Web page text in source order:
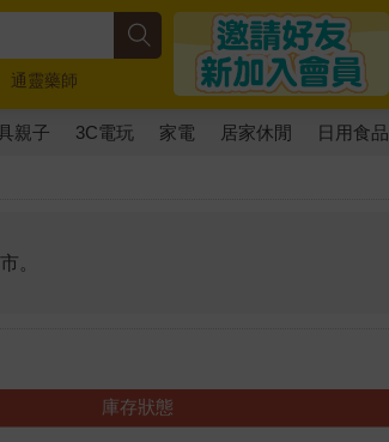
通靈藥師
親子 3C電玩 家電 居家休閒 日用食品
。
庫存狀態